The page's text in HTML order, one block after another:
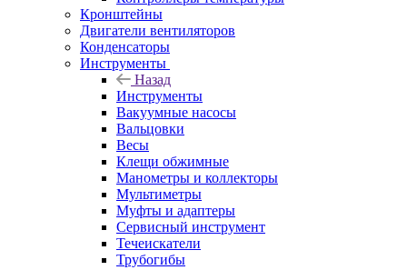
Кронштейны
Двигатели вентиляторов
Конденсаторы
Инструменты
Назад
Инструменты
Вакуумные насосы
Вальцовки
Весы
Клещи обжимные
Манометры и коллекторы
Мультиметры
Муфты и адаптеры
Сервисный инструмент
Течеискатели
Трубогибы